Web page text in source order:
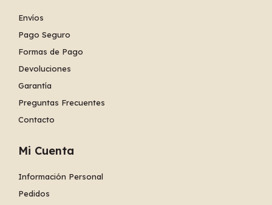
Envíos
Pago Seguro
Formas de Pago
Devoluciones
Garantía
Preguntas Frecuentes
Contacto
Mi Cuenta
Información Personal
Pedidos